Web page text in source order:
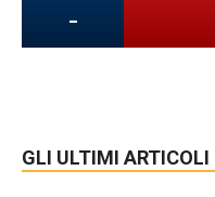
-
GLI ULTIMI ARTICOLI